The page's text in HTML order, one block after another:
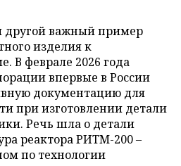
другой важный пример
изделия к
В феврале 2026 года
впервые в России
документацию для
при изготовлении детали
Речь шла о детали
реактора РИТМ-200 –
по технологии